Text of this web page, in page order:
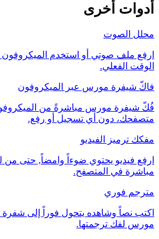
أدوات أخرى
محلل الصوت
ارفع ملف صوتي أو استخدم
الوقت الفعلي.
فاكّ شيفرة مورس عبر الميكروفون
فُكّ شيفرة مورس مباشرةً من
متصفحك، دون أي تسجيل أو رفع.
مفكك ترميز الفيديو
ارفع فيديو يحتوي ضوءاً وامضاً, حتى
مباشرة في المتصفح.
مترجم فوري
اكتب نصاً وشاهده يتحول فوراً إلى
مورس لفك ترجمتها.